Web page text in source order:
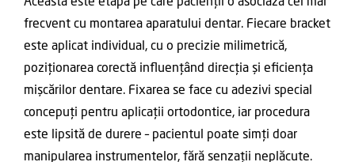
Aceasta este etapa pe care pacienții o asociază cel mai
frecvent cu montarea aparatului dentar. Fiecare bracket
este aplicat individual, cu o precizie milimetrică,
poziționarea corectă influențând direcția și eficiența
mișcărilor dentare. Fixarea se face cu adezivi special
concepuți pentru aplicații ortodontice, iar procedura
este lipsită de durere – pacientul poate simți doar
manipularea instrumentelor, fără senzații neplăcute.